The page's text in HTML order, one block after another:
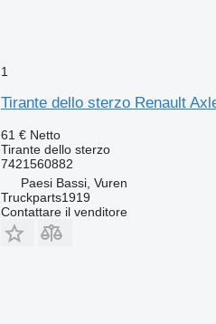
1
Tirante dello sterzo Renault
61 € Netto
Tirante dello sterzo
7421560882
Paesi Bassi, Vuren
Truckparts1919
Contattare il venditore